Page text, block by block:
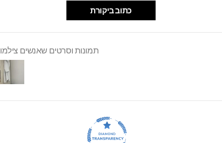
כתוב ביקורת
תמונות וסרטים שאנשים צילמו